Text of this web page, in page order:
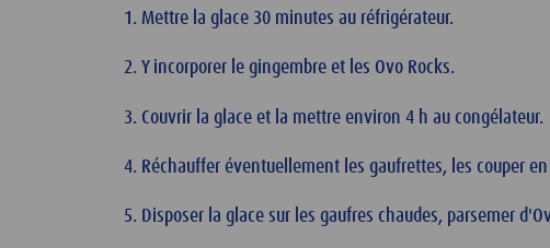
Mettre la glace 30 minutes au réfrigérateur.
Y incorporer le gingembre et les Ovo Rocks.
Couvrir la glace et la mettre environ 4 h au congélateur.
Réchauffer éventuellement les gaufrettes, les couper
Disposer la glace sur les gaufres chaudes, parsemer